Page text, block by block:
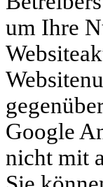
um Ihre
Google
nicht mit